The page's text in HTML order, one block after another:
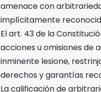
amenace con
implícitamente
El art. 43 de la
acciones u omisiones de
inminente lesione,
derechos y garantías
La calificación de